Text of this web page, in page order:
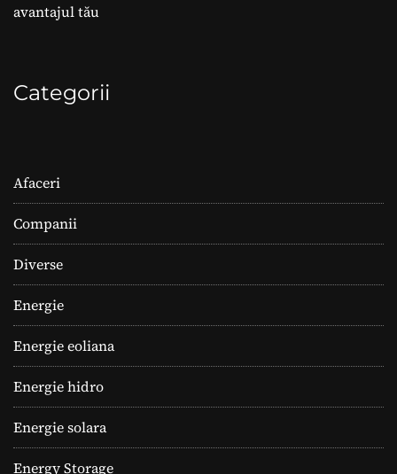
avantajul tău
Categorii
Afaceri
Companii
Diverse
Energie
Energie eoliana
Energie hidro
Energie solara
Energy Storage